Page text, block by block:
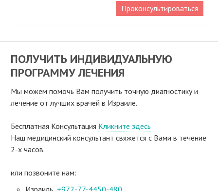
Проконсультироваться
ПОЛУЧИТЬ ИНДИВИДУАЛЬНУЮ
ПРОГРАММУ ЛЕЧЕНИЯ
Мы можем помочь Вам получить точную диагностику и
лечение от лучших врачей в Израиле.
Бесплатная Консультация Кликните здесь
Наш медицинский консультант свяжeтся с Вами в течение
2-х часов.
или позвоните нам: